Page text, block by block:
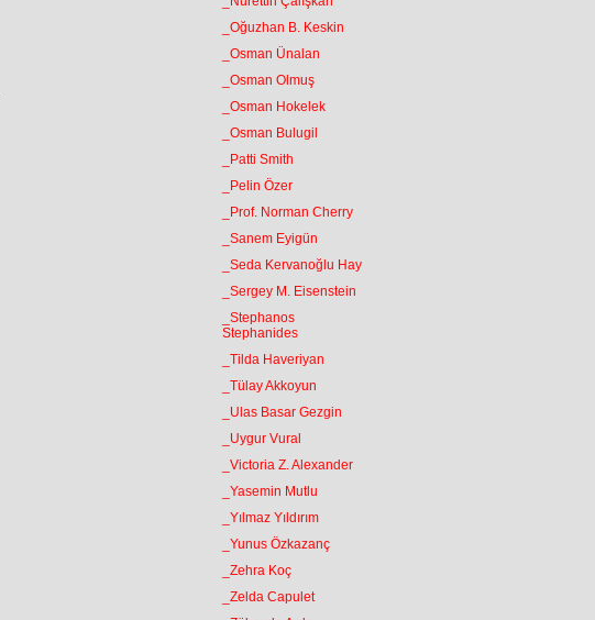
_Oğuzhan B. Keskin
_Osman Ünalan
_Osman Olmuş
_Osman Hokelek
_Osman Bulugil
_Patti Smith
_Pelin Özer
_Prof. Norman Cherry
_Sanem Eyigün
_Seda Kervanoğlu Hay
_Sergey M. Eisenstein
_Stephanos
Stephanides
_Tilda Haveriyan
_Tülay Akkoyun
_Ulas Basar Gezgin
_Uygur Vural
_Victoria Z. Alexander
_Yasemin Mutlu
_Yılmaz Yıldırım
_Yunus Özkazanç
_Zehra Koç
_Zelda Capulet